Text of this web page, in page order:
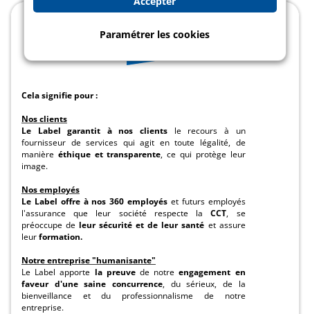
Cela signifie pour :
Nos clients
Le Label garantit à nos clients le recours à un
fournisseur de services qui agit en toute légalité, de
manière éthique et transparente, ce qui protège leur
image.
Nos employés
Le Label offre à nos 360 employés et futurs employés
l'assurance que leur société respecte laCCT, se
préoccupe de leur sécurité et de leur santé et assure
leurformation.
Notre entreprise "humanisante"
Le Label apporte la preuvede notre engagement en
faveur d'une saine concurrence, du sérieux, de la
bienveillance et du professionnalisme de notre
entreprise.
Paramétrer les cookies